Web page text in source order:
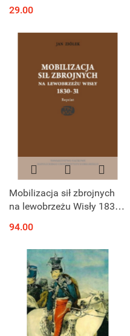
Polska w latach 1323–
1370)
29.00
Mobilizacja sił zbrojnych
na lewobrzeżu Wisły 1830 -
94.00